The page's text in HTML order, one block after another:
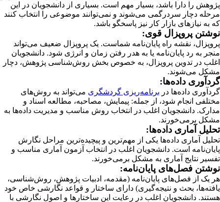
پژوهش را دارا باشد، بسیار مهم است. بسیاری از دانشجویان در این
مرحله دچار سردرگمی می‌شوند و نمی‌توانند موضوعی را انتخاب کنند
که به نیازهای بازار کار نیز پاسخگو باشد.
نوشتن پروپزال قوی:
پروپزال، نقشه راه پایان‌نامه شماست. یک پروپزال ضعیف می‌تواند
منجر به رد پایان‌نامه یا به هدر رفتن زمان و انرژی شود. دانشجویان
اغلب در تدوین پروپزال، به خصوص بخش روش‌شناسی پژوهش، دچار
مشکل می‌شوند.
گردآوری داده‌ها:
گردآوری داده‌ها در برنامه‌ریزی گردشگری می‌تواند به روش‌های
مختلفی انجام شود، از جمله: پیمایش، مصاحبه، مطالعه اسناد و
مدارک. دانشجویان اغلب در انتخاب روش مناسب و مدیریت داده‌ها به
مشکل برمی‌خورند.
تحلیل آماری داده‌ها:
تحلیل آماری داده‌ها یکی از مهم‌ترین و پیچیده‌ترین مراحل نگارش
پایان‌نامه است. دانشجویان اغلب در انتخاب آزمون آماری مناسب و
تفسیر نتایج آماری به مشکل برمی‌خورند.
نوشتن فصل‌های پایان‌نامه:
هر یک از فصل‌های پایان‌نامه (مقدمه، ادبیات پژوهش، روش‌شناسی،
یافته‌ها، بحث و نتیجه‌گیری) دارای ساختار و قواعد نگارشی خاص خود
هستند. دانشجویان اغلب در رعایت این ساختارها و اصول نگارشی با